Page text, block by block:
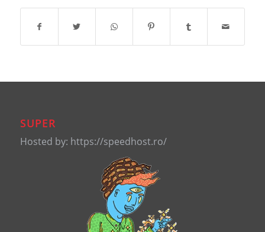
SUPER
Hosted by: https://speedhost.ro/